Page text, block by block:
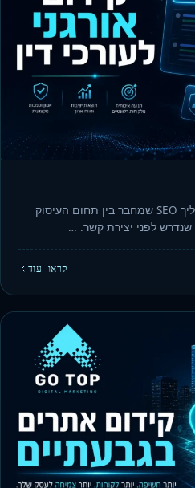
קידום אורגני לעורכי דין הוא תהליך SEO שמחבר בין תחום העיסוק
שנדרש לפני יצירת קשר. …
קראו עוד